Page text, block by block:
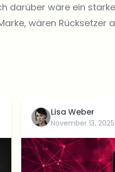
darüber wäre ein
wären Rücksetzer
Lisa Weber
November 13, 2025